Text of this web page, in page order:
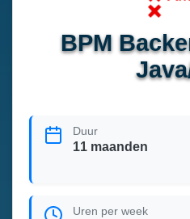
BPM
Duur
11 maanden
Uren per week